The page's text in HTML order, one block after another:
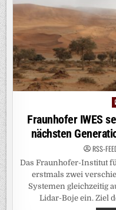
Fraunhofer IWES
nächsten
RSS-
Das Fraunhofer-Institut
erstmals zwei
Systemen gleichzeitig
Lidar-Boje ein. Ziel